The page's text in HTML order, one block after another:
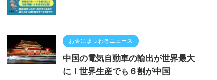
お金にまつわるニュース
中国の電気自動車の輸出が世界最大
に！世界生産でも６割が中国